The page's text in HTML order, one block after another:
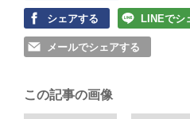
シェアする LINEでシ
メールでシェアする
この記事の画像